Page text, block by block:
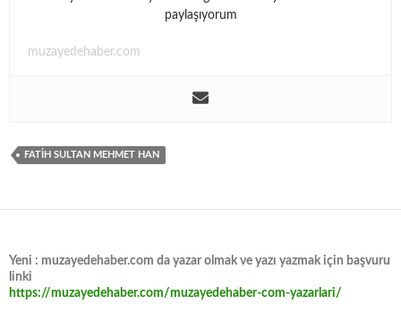
paylaşıyorum
muzayedehaber.com
FATIH SULTAN MEHMET HAN
Yeni : muzayedehaber.com da yazar olmak ve yazı yazmak için başvuru
linki
https://muzayedehaber.com/muzayedehaber-com-yazarlari/